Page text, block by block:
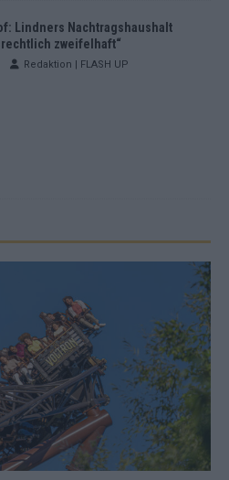
Lindners Nachtragshaushalt
zweifelhaft“
Redaktion | FLASH UP